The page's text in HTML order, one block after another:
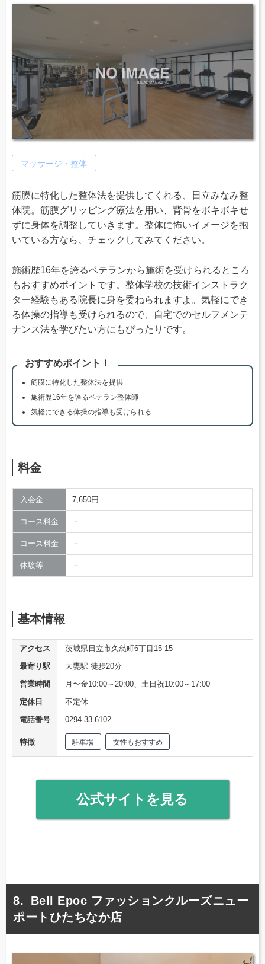
マッサージ・整体
筋膜に特化した整体法を提供してくれる、日立みなみ整
体院。筋膜グリッピング療法を用い、背骨をボキボキせ
ずに身体を調整していきます。整体に怖いイメージを抱
いている方なら、チェックしてみてください。
施術歴16年を誇るベテランから施術を受けられるところ
もおすすめポイントです。整体学校の技術インストラク
ター経験もある院長に身を委ねられますよ。気軽にでき
る体操の指導も受けられるので、自宅でのセルフメンテ
ナンス法を学びたい方にもぴったりです。
おすすめポイント！
筋膜に特化した整体法を提供
施術歴16年を誇るベテラン整体師
気軽にできる体操の指導も受けられる
料金
入会金 7,650円
コース料金 －
コース料金 －
体験等 －
基本情報
アクセス
茨城県日立市久慈町6丁目15-15
最寄り駅
大甕駅 徒歩20分
営業時間
月〜金10:00～20:00、土日祝10:00～17:00
定休日
不定休
電話番号
0294-33-6102
特徴 駐車場 女性もおすすめ
公式サイトを見る
Bell Epoc ファッションクルーズニュー
ポートひたちなか店